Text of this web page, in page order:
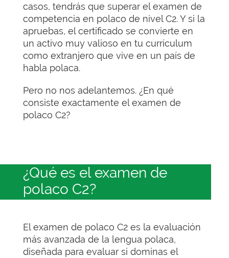
casos, tendrás que superar el examen de
competencia en polaco de nivel C2. Y si la
apruebas, el certificado se convierte en
un activo muy valioso en tu currículum
como extranjero que vive en un país de
habla polaca.
Pero no nos adelantemos. ¿En qué
consiste exactamente el examen de
polaco C2?
¿Qué es el examen de
polaco C2?
El examen de polaco C2 es la evaluación
más avanzada de la lengua polaca,
diseñada para evaluar si dominas el